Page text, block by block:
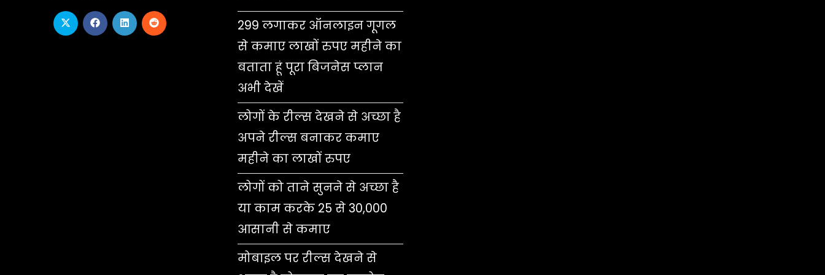
299 लगाकर ऑनलाइन गूगल
से कमाए लाखों रुपए महीने का
बताता हूं पूरा बिजनेस प्लान
अभी देखें
लोगों के रील्स देखने से अच्छा है
अपने रील्स बनाकर कमाए
महीने का लाखों रुपए
लोगों को ताने सुनने से अच्छा है
या काम करके 25 से 30,000
आसानी से कमाए
मोबाइल पर रील्स देखने से